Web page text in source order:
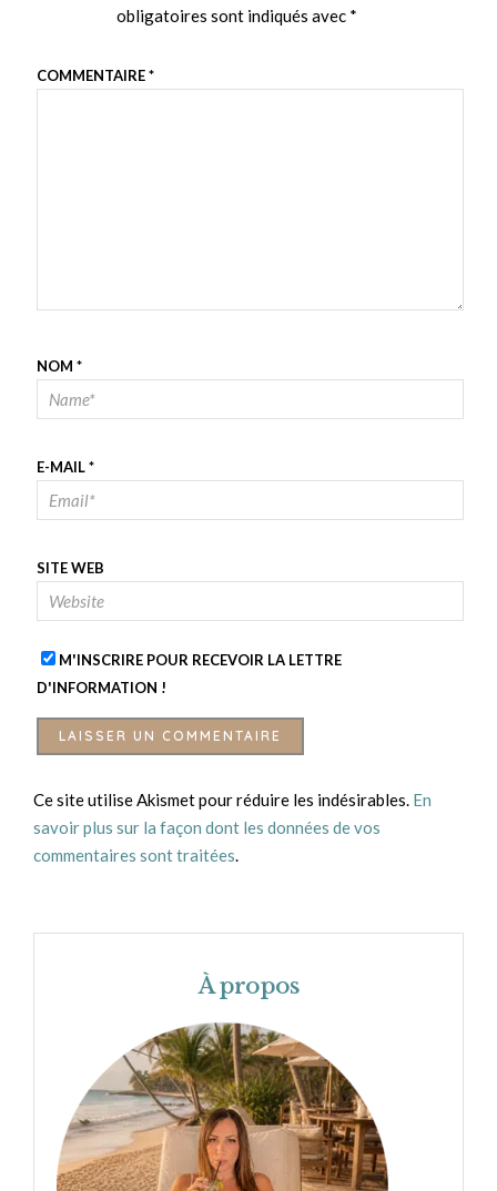
obligatoires sont indiqués avec *
COMMENTAIRE*
NOM *
E-MAIL*
SITE WEB
M'INSCRIRE POUR RECEVOIR LA LETTRE
D'INFORMATION !
Ce site utilise Akismet pour réduire les indésirables. En
savoir plus sur la façon dont les données de vos
commentaires sont traitées.
À propos